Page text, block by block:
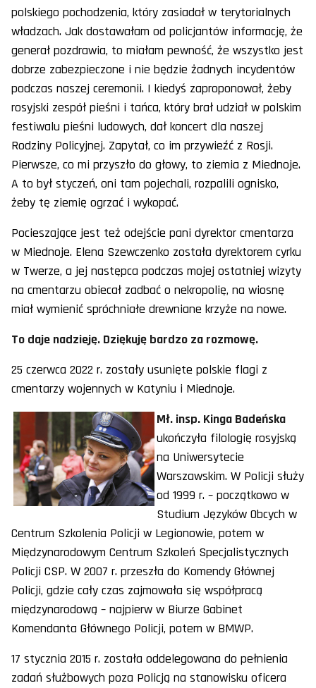
polskiego pochodzenia, który zasiadał w terytorialnych
władzach. Jak dostawałam od policjantów informację, że
generał pozdrawia, to miałam pewność, że wszystko jest
dobrze zabezpieczone i nie będzie żadnych incydentów
podczas naszej ceremonii. I kiedyś zaproponował, żeby
rosyjski zespół pieśni i tańca, który brał udział w polskim
festiwalu pieśni ludowych, dał koncert dla naszej
Rodziny Policyjnej. Zapytał, co im przywieźć z Rosji.
Pierwsze, co mi przyszło do głowy, to ziemia z Miednoje.
A to był styczeń, oni tam pojechali, rozpalili ognisko,
żeby tę ziemię ogrzać i wykopać.
Pocieszające jest też odejście pani dyrektor cmentarza
w Miednoje. Elena Szewczenko została dyrektorem cyrku
w Twerze, a jej następca podczas mojej ostatniej wizyty
na cmentarzu obiecał zadbać o nekropolię, na wiosnę
miał wymienić spróchniałe drewniane krzyże na nowe.
To daje nadzieję. Dziękuję bardzo za rozmowę.
25 czerwca 2022 r. zostały usunięte polskie flagi z
cmentarzy wojennych w Katyniu i Miednoje.
Mł. insp. Kinga Badeńska
ukończyła filologię rosyjską
na Uniwersytecie
Warszawskim. W Policji służy
od 1999 r. – początkowo w
Studium Języków Obcych w
Centrum Szkolenia Policji w Legionowie, potem w
Międzynarodowym Centrum Szkoleń Specjalistycznych
Policji CSP. W 2007 r. przeszła do Komendy Głównej
Policji, gdzie cały czas zajmowała się współpracą
międzynarodową – najpierw w Biurze Gabinet
Komendanta Głównego Policji, potem w BMWP.
17 stycznia 2015 r. została oddelegowana do pełnienia
zadań służbowych poza Policją na stanowisku oficera